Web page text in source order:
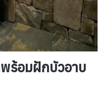
ร้อมฝักบัวอาบ